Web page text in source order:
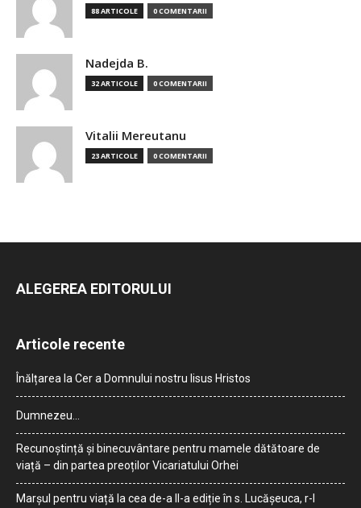
88 ARTICOLE 0 COMENTARII
Nadejda B.
32 ARTICOLE 0 COMENTARII
Vitalii Mereutanu
23 ARTICOLE 0 COMENTARII
ALEGEREA EDITORULUI
Articole recente
Înălțarea la Cer a Domnului nostru Iisus Hristos
Dumnezeu…
Recunoștință și binecuvântare pentru mamele dătătoare de
viață – din partea preoților Vicariatului Orhei
Marșul pentru viață la cea de-a II-a ediție în s. Lucășeuca, r-l